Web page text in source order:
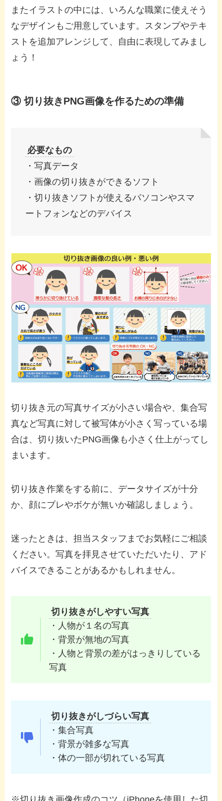
またイラストの中には、いろんな職業に使えそう
なデザインもご用意しています。スタンプやテキ
ストを追加アレンジして、自由に表現してみまし
ょう！
③ 切り抜きPNG画像を作るための準備
必要なもの
・写真データ
・画像の切り抜きができるソフト
・切り抜きソフトが使えるパソコンやスマ
ートフォンなどのデバイス
切り抜き元の写真サイズが小さい場合や、集合写
真など写真に対して被写体が小さく写っている場
合は、切り抜いたPNG画像も小さく仕上がってし
まいます。
切り抜き作業をする前に、データサイズが十分
か、顔にブレやボケが無いか確認しましょう。
迷ったときは、担当スタッフまでお気軽にご相談
ください。写真を拝見させていただいたり、アド
バイスできることがあるかもしれません。
切り抜きがしやすい写真
・人物が１名の写真
・背景が無地の写真
・人物と背景の差がはっきりしている
写真
切り抜きがしづらい写真
・集合写真
・背景が雑多な写真
・体の一部が切れている写真